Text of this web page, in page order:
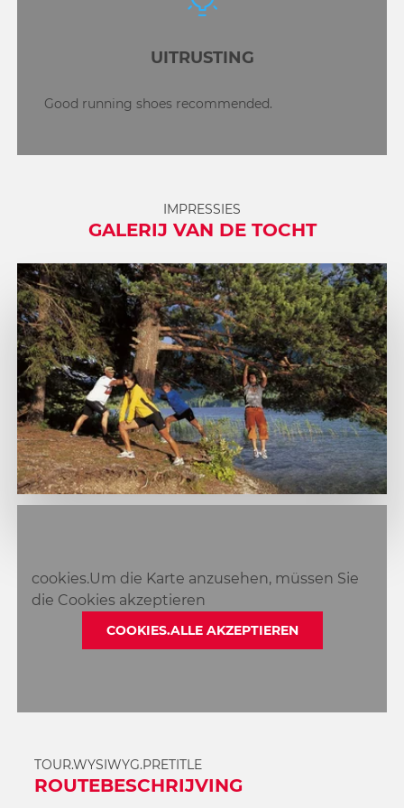
UITRUSTING
Good running shoes recommended.
IMPRESSIES
GALERIJ VAN DE TOCHT
1
cookies.Um die Karte anzusehen, müssen Sie
die Cookies akzeptieren
COOKIES.ALLE AKZEPTIEREN
TOUR.WYSIWYG.PRETITLE
ROUTEBESCHRIJVING